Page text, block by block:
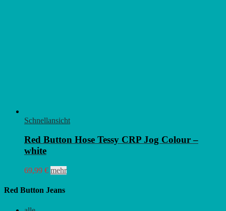
Schnellansicht
Red Button Hose Tessy CRP Jog Colour –
white
69,99 € mehrDieses
Red Button Jeans